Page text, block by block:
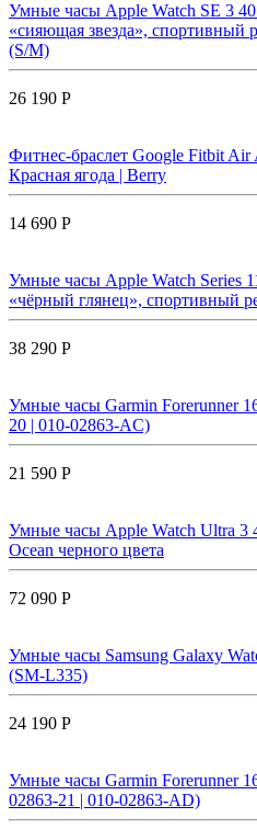
Умные часы Apple Watch SE 3
«сияющая звезда», спортивный
(S/M)
26 190 Р
Фитнес-браслет Google Fitbit
Красная ягода | Berry
14 690 Р
Умные часы Apple Watch Series
«чёрный глянец», спортивный
38 290 Р
Умные часы Garmin Forerunner
20 | 010-02863-AC)
21 590 Р
Умные часы Apple Watch Ultra 3
Ocean черного цвета
72 090 Р
Умные часы Samsung Galaxy
(SM-L335)
24 190 Р
Умные часы Garmin Forerunner
02863-21 | 010-02863-AD)